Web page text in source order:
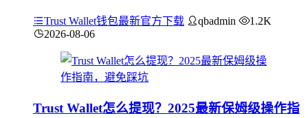
Trust Wallet钱包最新官方下载 qbadmin
1.2K
2026-08-06
Trust Wallet怎么提现？2025最新保姆级操作指